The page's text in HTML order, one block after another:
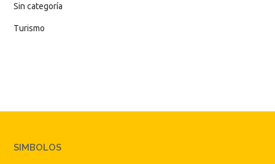
Sin categoría
Turismo
SIMBOLOS